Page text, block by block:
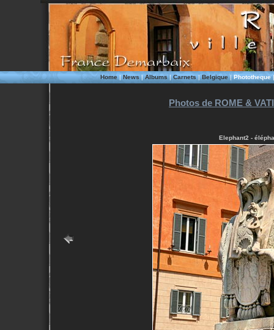
Home|News|Albums|Carnets|Belgique|Phototheque
Photos de ROME &
Elephant2 -